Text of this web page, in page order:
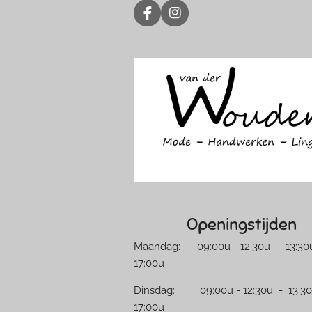
F
a
e
I
n
t
g
r
a
m
Openingstijden
Maandag: 09:00u - 12:30u -
17:00u
Dinsdag: 09:00u - 12:30u -
17:00u